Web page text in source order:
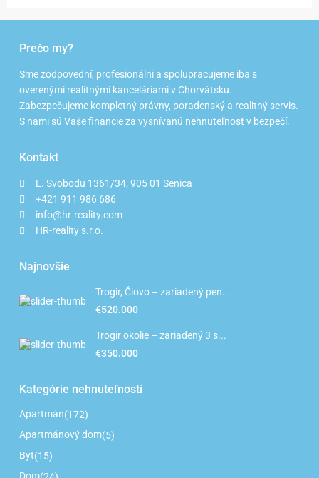
Prečo my?
Sme zodpovední, profesionálni a spolupracujeme iba s
overenými realitnými kanceláriami v Chorvátsku.
Zabezpečujeme kompletný právny, poradenský a realitný servis.
S nami sú Vaše financie za vysnívanú nehnuteľnosť v bezpečí.
Kontakt
L. Svobodu 1361/34, 905 01 Senica
+421 911 986 686
info@hr-reality.com
HR-reality s.r.o.
Najnovšie
Trogir, Čiovo – zariadený pen...
€520.000
Trogir okolie – zariadený 3 s...
€350.000
Kategórie nehnuteľností
Apartmán(172)
Apartmánový dom(5)
Byt(15)